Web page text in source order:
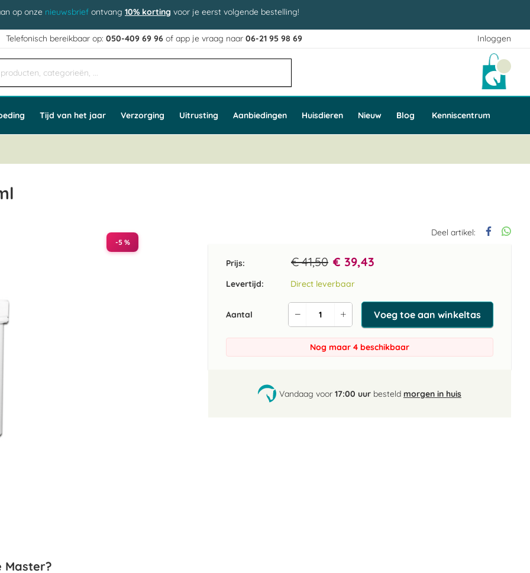
op onze nieuwsbrief ontvang 10% korting voor je eerst volgende bestelling!
Inloggen
Telefonisch bereikbaar op:050-409 69 96 of app je vraag naar06-21 95 98 69
Tijd van het jaar Verzorging Uitrusting Aanbiedingen Huisdieren Nieuw Blog Kenniscentrum
Deel artikel:
Prijs: € 41,50 € 39,43
Levertijd: Direct leverbaar
Aantal
Verhoog
de
aantal
Verlaag
de
aantal
Voeg toe aan winkeltas
Nog maar 4 beschikbaar
Vandaag voor 17:00 uur besteld morgen in huis
-5 %
Master?